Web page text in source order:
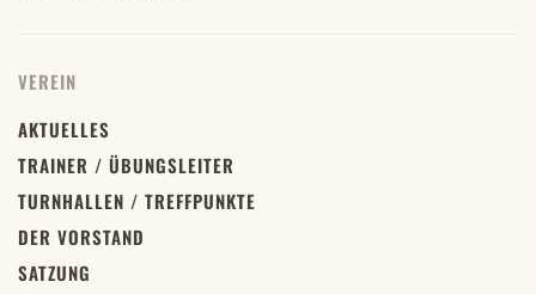
VEREIN
AKTUELLES
TRAINER / ÜBUNGSLEITER
TURNHALLEN / TREFFPUNKTE
DER VORSTAND
SATZUNG